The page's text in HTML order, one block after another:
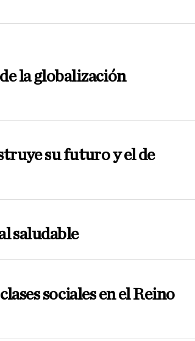
la globalización
su futuro y el de
saludable
sociales en el Reino